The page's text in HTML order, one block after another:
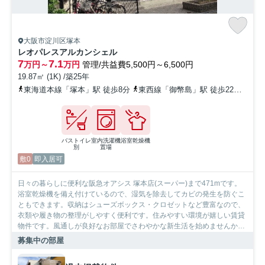
大阪市淀川区塚本
レオパレスアルカンシェル
7万円～7.1万円 管理/共益費5,500円～6,500円
19.87㎡ (1K) /築25年
東海道本線「塚本」駅 徒歩8分
東西線「御幣島」駅 徒歩22分
バストイレ
別
室内洗濯機
置場
浴室乾燥機
敷0 即入居可
日々の暮らしに便利な阪急オアシス 塚本店(スーパー)まで471mです。
浴室乾燥機を備え付けているので、湿気を除去してカビの発生を防ぐこ
ともできます。収納はシューズボックス・クロゼットなど豊富なので、
衣類や履き物の整理がしやすく便利です。住みやすい環境が嬉しい賃貸
物件です。風通しが良好なお部屋でさわやかな新生活を始めませんか。
2沿線利用できる駅が近くにある、利便性の高い物件です。SumoSumo
で、住まい探しをはじめてみませんか。住まいに関する疑問やご要望は
お気軽にスタッフまでお申し付けください。
募集中の部屋